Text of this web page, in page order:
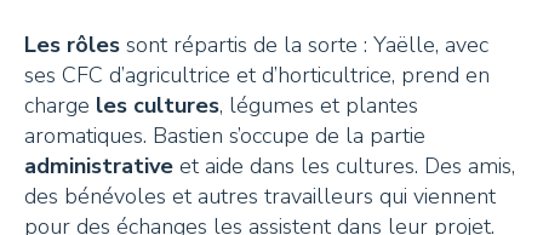
Les rôles sont répartis de la sorte : Yaëlle, avec
ses CFC d’agricultrice et d’horticultrice, prend en
charge les cultures, légumes et plantes
aromatiques. Bastien s’occupe de la partie
administrative et aide dans les cultures. Des amis,
des bénévoles et autres travailleurs qui viennent
pour des échanges les assistent dans leur projet.